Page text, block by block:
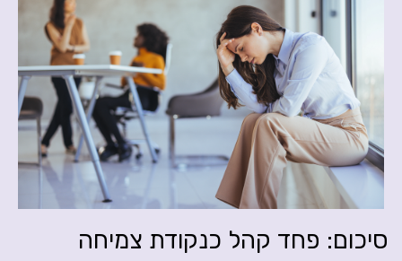
סיכום: פחד קהל כנקודת צמיחה